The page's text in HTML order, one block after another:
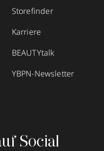
Storefinder
Karriere
BEAUTYtalk
YBPN-Newsletter
Social